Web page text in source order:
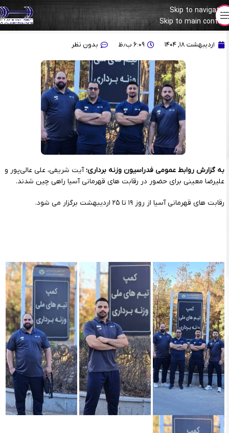
Skip to navigation
Skip to main content
وزنه‌برداران ایران راهی چین شدند
اردیبهشت ۱۸, ۱۴۰۴ ۶:۰۹ ب٫ظ بدون نظر
به گزارش روابط عمومی فدراسیون وزنه برداری؛آیت شریفی، علی عالی‌پور و
علیرضا معینی برای حضور در رقابت های قهرمانی آسیا راهی چین شدند.
رقابت های قهرمانی آسیا از روز ۱۹ تا ۲۵ اردیبهشت برگزار می شود.